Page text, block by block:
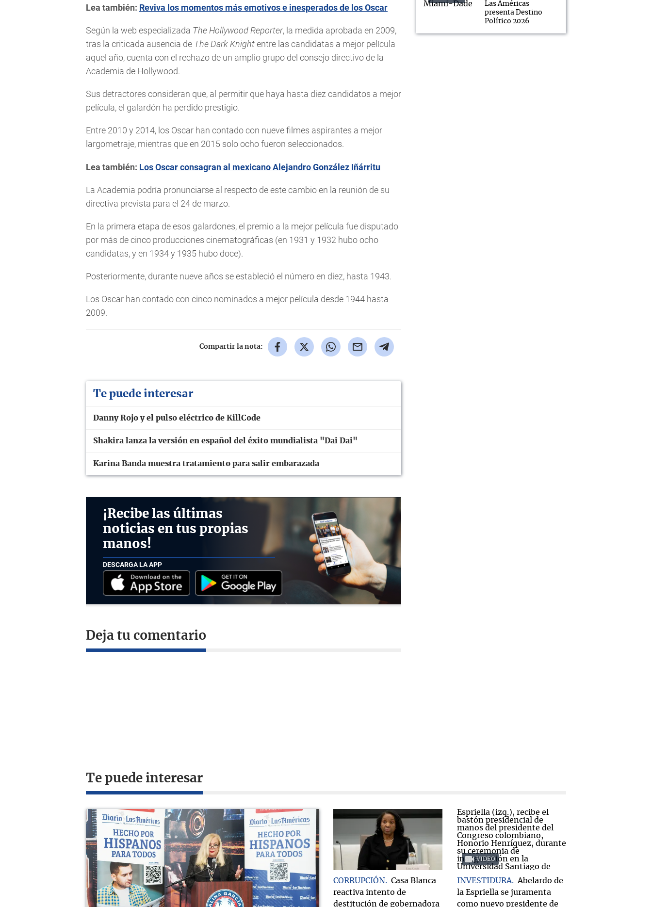
Lea también: Reviva los momentos más emotivos e inesperados de los Oscar
Según la web especializada The Hollywood Reporter, la medida aprobada en 2009,
tras la criticada ausencia de The Dark Knightentre las candidatas a mejor película
aquel año, cuenta con el rechazo de un amplio grupo del consejo directivo de la
Academia de Hollywood.
Sus detractores consideran que, al permitir que haya hasta diez candidatos a mejor
película, el galardón ha perdido prestigio.
Entre 2010 y 2014, los Oscar han contado con nueve filmes aspirantes a mejor
largometraje, mientras que en 2015 solo ocho fueron seleccionados.
Lea también: Los Oscar consagran al mexicano Alejandro González Iñárritu
La Academia podría pronunciarse al respecto de este cambio en la reunión de su
directiva prevista para el 24 de marzo.
En la primera etapa de esos galardones, el premio a la mejor película fue disputado
por más de cinco producciones cinematográficas (en 1931 y 1932 hubo ocho
candidatas, y en 1934 y 1935 hubo doce).
Posteriormente, durante nueve años se estableció el número en diez, hasta 1943.
Los Oscar han contado con cinco nominados a mejor película desde 1944 hasta
2009.
Compartir la nota:
Te puede interesar
Danny Rojo y el pulso eléctrico de KillCode
Shakira lanza la versión en español del éxito mundialista "Dai Dai"
Karina Banda muestra tratamiento para salir embarazada
¡Recibe las últimas
noticias en tus propias
manos!
DESCARGA LA APP
Deja tu comentario
Las Américas
presenta Destino
Político 2026
Te puede interesar
CORRUPCIÓN
Casa Blanca
reactiva intento de
destitución de gobernadora
VIDEO
INVESTIDURA
Abelardo de
la Espriella se juramenta
como nuevo presidente de